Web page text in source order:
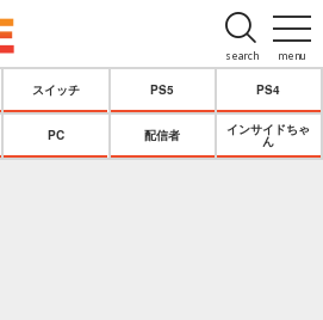
menu
search
スイッチ PS5 PS4
PC 配信者
インサイドちゃ
ん